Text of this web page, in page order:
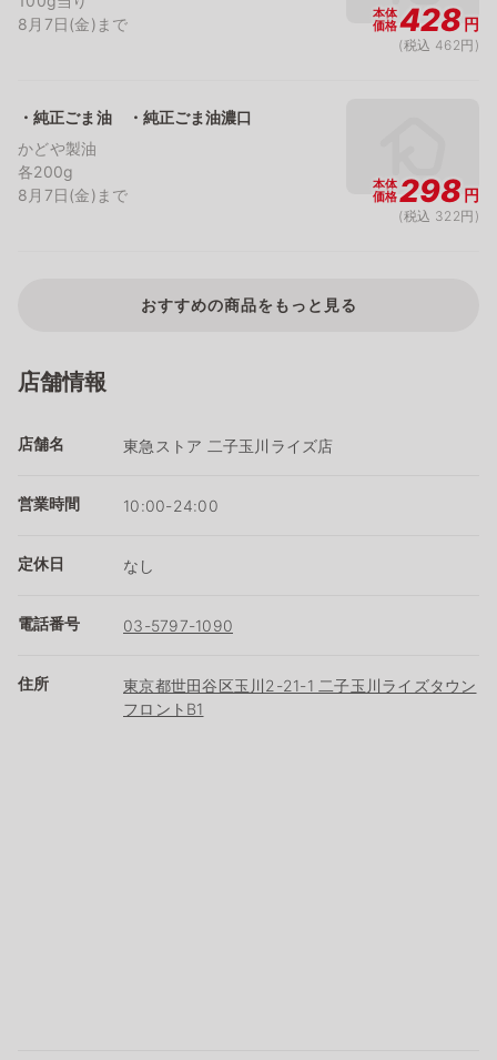
8月7日(金)まで
本体
価格428円
(税込 462円)
・純正ごま油 ・純正ごま油濃口
かどや製油
各200g
8月7日(金)まで
本体
価格298円
(税込 322円)
おすすめの商品をもっと見る
店舗情報
店舗名 東急ストア 二子玉川ライズ店
営業時間 10:00-24:00
定休日 なし
電話番号 03-5797-1090
住所
東京都世田谷区玉川2-21-1 二子玉川ライズタウン
フロントB1